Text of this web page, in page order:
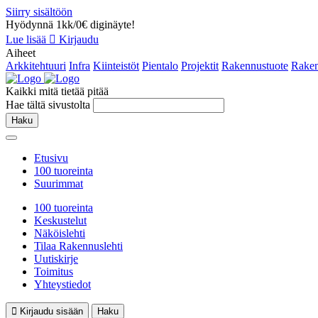
Siirry sisältöön
Hyödynnä 1kk/0€ diginäyte!
Lue lisää
Kirjaudu
Aiheet
Arkkitehtuuri Infra Kiinteistöt Pientalo Projektit Rakennustuote
Kaikki mitä tietää pitää
Hae tältä sivustolta
Haku
Etusivu
100 tuoreinta
Suurimmat
100 tuoreinta
Keskustelut
Näköislehti
Tilaa Rakennuslehti
Uutiskirje
Toimitus
Yhteystiedot
Kirjaudu sisään
Haku